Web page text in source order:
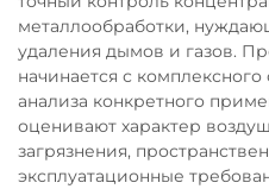
металлообработки,
удаления дымов и газов.
начинается с
анализа конкретного
оценивают характер
загрязнения,
эксплуатационные